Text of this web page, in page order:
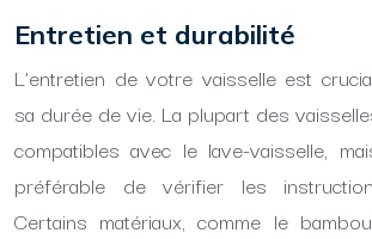
Entretien et durabilité
L’entretien de votre vaisselle est
sa durée de vie. La plupart des
compatibles avec le lave-vaisselle,
préférable de vérifier les
Certains matériaux, comme le